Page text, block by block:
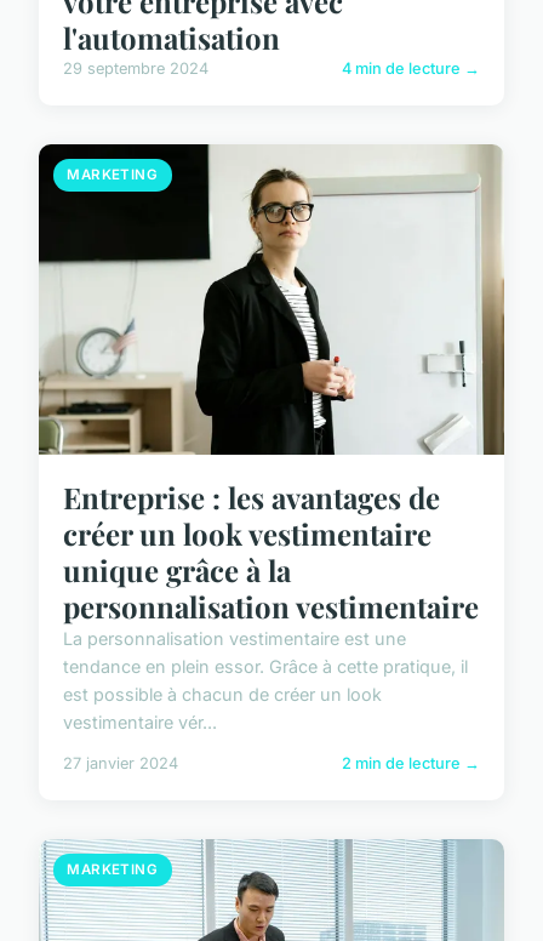
l'automatisation
29 septembre 2024 4 min de lecture →
MARKETING
Entreprise : les avantages de
créer un look vestimentaire
unique grâce à la
personnalisation vestimentaire
La personnalisation vestimentaire est une
tendance en plein essor. Grâce à cette pratique, il
est possible à chacun de créer un look
vestimentaire vér...
27 janvier 2024 2 min de lecture →
MARKETING